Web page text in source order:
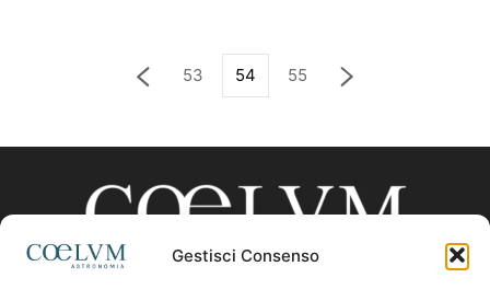
Gestisci Consenso
53 54 55